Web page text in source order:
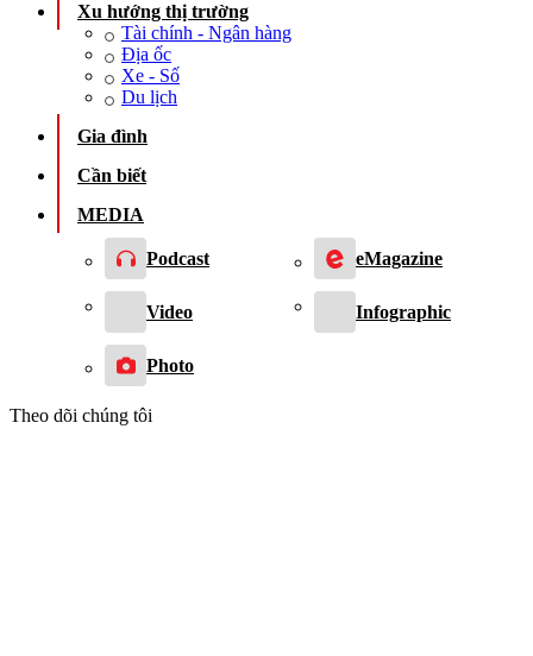
Xu hướng thị trường
Tài chính - Ngân hàng
Địa ốc
Xe - Số
Du lịch
Gia đình
Cần biết
MEDIA
Podcast eMagazine
Video Infographic
Photo
Theo dõi chúng tôi